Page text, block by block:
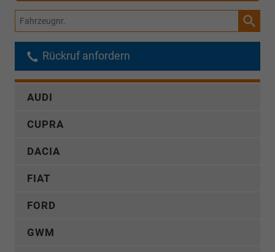
Fahrzeugnr.
Rückruf anfordern
AUDI
CUPRA
DACIA
FIAT
FORD
GWM